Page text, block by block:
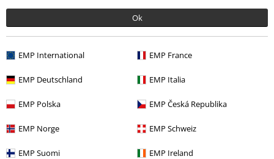
Ok
EMP International EMP France
EMP Deutschland EMP Italia
EMP Polska EMP Česká Republika
EMP Norge EMP Schweiz
EMP Suomi EMP Ireland
More categories. More options.
Bandmerch Top Bands Airbourne
Bandmerch Genre
Rea % Media CDs
Bandmerch Genre
Bandmerch Media